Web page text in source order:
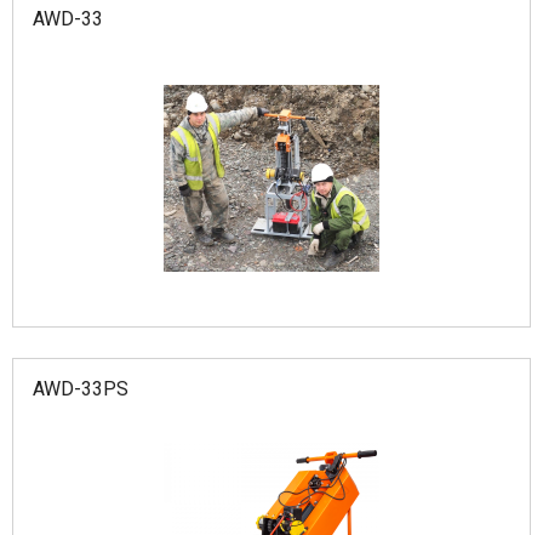
Қазақстан - Қазақша
AWD-33
AWD-33PS